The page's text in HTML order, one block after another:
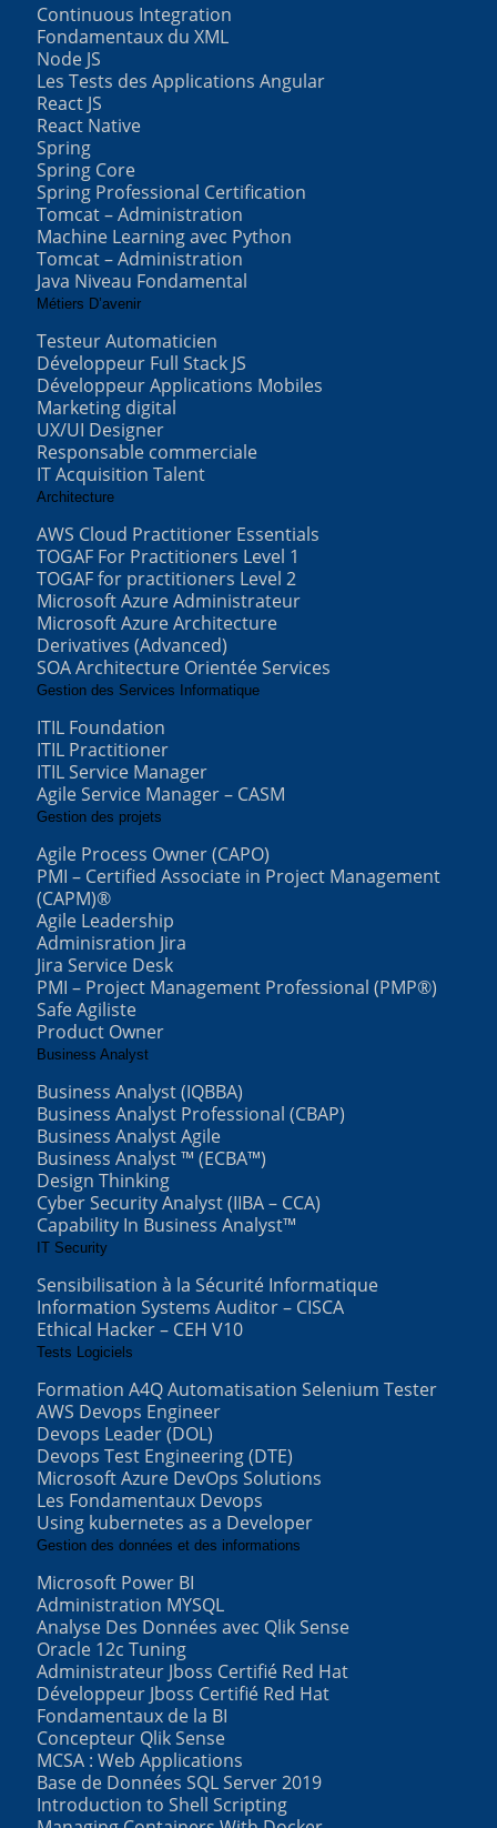
Continuous Integration
Fondamentaux du XML
Node JS
Les Tests des Applications Angular
React JS
React Native
Spring
Spring Core
Spring Professional Certification
Tomcat – Administration
Machine Learning avec Python
Tomcat – Administration
Java Niveau Fondamental
Métiers D’avenir
Testeur Automaticien
Développeur Full Stack JS
Développeur Applications Mobiles
Marketing digital
UX/UI Designer
Responsable commerciale
IT Acquisition Talent
Architecture
AWS Cloud Practitioner Essentials
TOGAF For Practitioners Level 1
TOGAF for practitioners Level 2
Microsoft Azure Administrateur
Microsoft Azure Architecture
Derivatives (Advanced)
SOA Architecture Orientée Services
Gestion des Services Informatique
ITIL Foundation
ITIL Practitioner
ITIL Service Manager
Agile Service Manager – CASM
Gestion des projets
Agile Process Owner (CAPO)
PMI – Certified Associate in Project Management
(CAPM)®
Agile Leadership
Adminisration Jira
Jira Service Desk
PMI – Project Management Professional (PMP®)
Safe Agiliste
Product Owner
Business Analyst
Business Analyst (IQBBA)
Business Analyst Professional (CBAP)
Business Analyst Agile
Business Analyst ™ (ECBA™)
Design Thinking
Cyber Security Analyst (IIBA – CCA)
Capability In Business Analyst™
IT Security
Sensibilisation à la Sécurité Informatique
Information Systems Auditor – CISCA
Ethical Hacker – CEH V10
Tests Logiciels
Formation A4Q Automatisation Selenium Tester
AWS Devops Engineer
Devops Leader (DOL)
Devops Test Engineering (DTE)
Microsoft Azure DevOps Solutions
Les Fondamentaux Devops
Using kubernetes as a Developer
Gestion des données et des informations
Microsoft Power BI
Administration MYSQL
Analyse Des Données avec Qlik Sense
Oracle 12c Tuning
Administrateur Jboss Certifié Red Hat
Développeur Jboss Certifié Red Hat
Fondamentaux de la BI
Concepteur Qlik Sense
MCSA : Web Applications
Base de Données SQL Server 2019
Introduction to Shell Scripting